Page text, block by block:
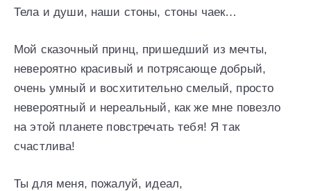
Тела и души, наши стоны, стоны чаек…
Мой сказочный принц, пришедший из мечты,
невероятно красивый и потрясающе добрый,
очень умный и восхитительно смелый, просто
невероятный и нереальный, как же мне повезло
на этой планете повстречать тебя! Я так
счастлива!
Ты для меня, пожалуй, идеал,